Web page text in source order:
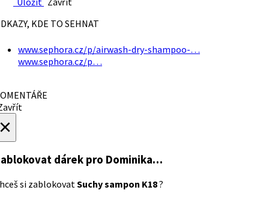
KDE TO SEHNAT
www.sephora.cz/p/airwash-dry-shampoo-…
www.sephora.cz/p…
dárek pro Dominika…
si zablokovatSuchy sampon K18?